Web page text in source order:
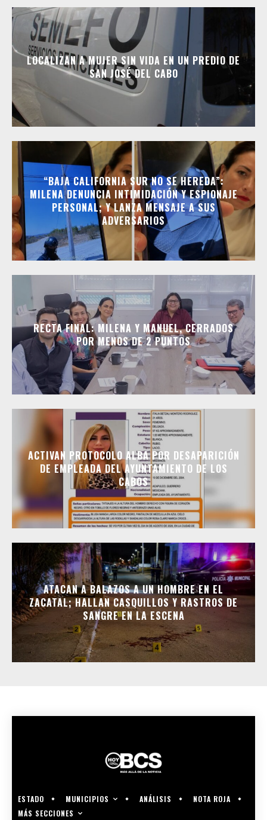
LOCALIZAN A MUJER SIN VIDA EN UN PREDIO DE
SAN JOSÉ DEL CABO
“BAJA CALIFORNIA SUR NO SE HEREDA”:
MILENA DENUNCIA INTIMIDACIÓN Y ESPIONAJE
PERSONAL; Y LANZA MENSAJE A SUS
ADVERSARIOS
RECTA FINAL: MILENA Y MANUEL, CERRADOS
POR MENOS DE 2 PUNTOS
ACTIVAN PROTOCOLO ALBA POR DESAPARICIÓN
DE EMPLEADA DEL AYUNTAMIENTO DE LOS
CABOS
ATACAN A BALAZOS A UN HOMBRE EN EL
ZACATAL; HALLAN CASQUILLOS Y RASTROS DE
SANGRE EN LA ESCENA
ESTADO MUNICIPIOS ANÁLISIS
NOTA ROJA
MÁS SECCIONES